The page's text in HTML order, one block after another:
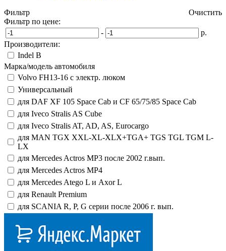
Фильтр
Очистить
Фильтр по цене:
-
р.
Производители:
Indel B
Марка/модель автомобиля
Volvo FH13-16 с электр. люком
Универсальный
для DAF XF 105 Space Cab и CF 65/75/85 Space Cab
для Iveco Stralis AS Cube
для Iveco Stralis AT, AD, AS, Eurocargo
для MAN TGX XXL-XL-XLX+TGA+ TGS TGL TGM L-
LX
для Mercedes Actros MP3 после 2002 г.вып.
для Mercedes Actros MP4
для Mercedes Atego L и Axor L
для Renault Premium
для SCANIA R, P, G серии после 2006 г. вып.